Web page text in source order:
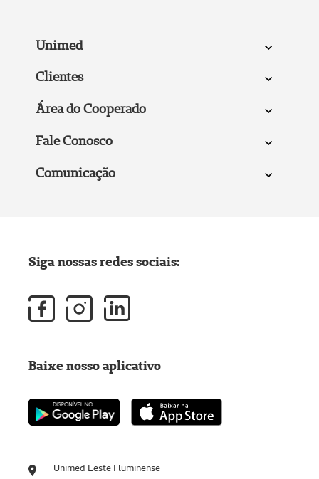
Unimed
Clientes
Área do Cooperado
Fale Conosco
Comunicação
Unimed Leste Fluminense
Siga nossas redes sociais:
Baixe nosso aplicativo